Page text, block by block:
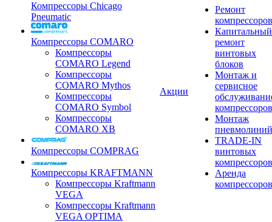
Компрессоры Chicago
Pneumatic
Компрессоры COMARO
Компрессоры
COMARO Legend
Компрессоры
COMARO Mythos
Компрессоры
COMARO Symbol
Компрессоры
COMARO XB
Компрессоры COMPRAG
Компрессоры KRAFTMANN
Компрессоры Kraftmann
VEGA
Компрессоры Kraftmann
VEGA OPTIMA
Акции
Ремонт
компрессоров
Капитальный
ремонт
винтовых
блоков
Монтаж и
сервисное
компрессоров
Монтаж
пневмолиний
TRADE-IN
винтовых
компрессоров
Аренда
компрессоров